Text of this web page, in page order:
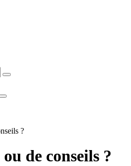
?
de conseils ?